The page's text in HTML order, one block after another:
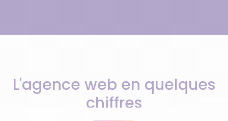
L'agence web en quelques
chiffres